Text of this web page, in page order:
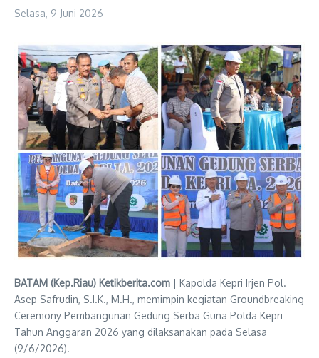
Selasa, 9 Juni 2026
‎BATAM (Kep.Riau) Ketikberita.com | Kapolda Kepri Irjen Pol.
Asep Safrudin, S.I.K., M.H., memimpin kegiatan Groundbreaking
Ceremony Pembangunan Gedung Serba Guna Polda Kepri
Tahun Anggaran 2026 yang dilaksanakan pada Selasa
(9/6/2026).